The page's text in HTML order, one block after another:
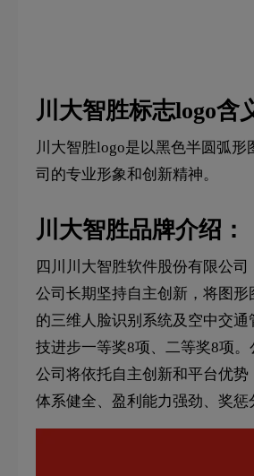
川大智胜标志logo含
川大智胜logo是以黑色半圆弧
司的专业形象和创新精神。
川大智胜品牌介绍：
四川川大智胜软件股份有限公司
公司长期坚持自主创新，将图
的三维人脸识别系统及空中交
技进步一等奖8项、二等奖8项
公司将依托自主创新和平台优
体系健全、盈利能力强劲、奖惩